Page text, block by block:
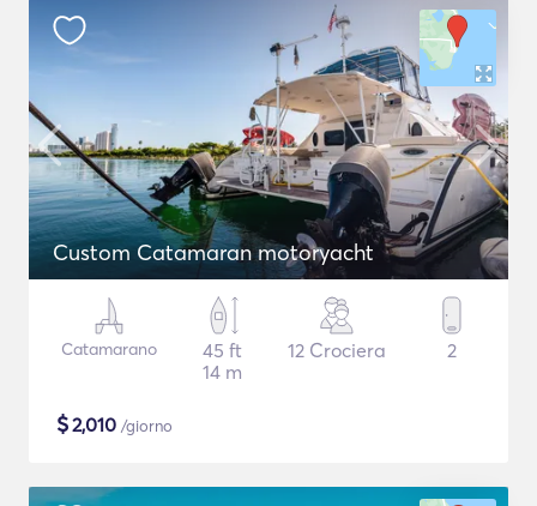
Custom Catamaran motoryacht
Catamarano
45 ft
14 m
12 Crociera 2
$2,010 /giorno